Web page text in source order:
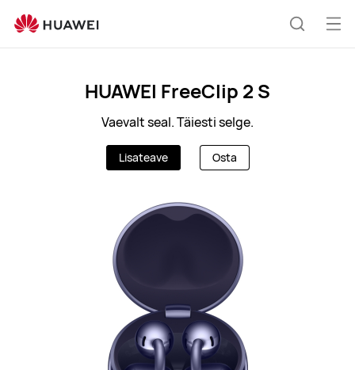
Ava
HUAWEI FreeClip 2 S
Vaevalt seal. Täiesti selge.
Lisateave Osta